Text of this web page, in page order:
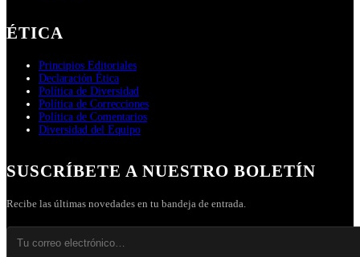
ÉTICA
Principios Editoriales
Declaración Ética
Política de Diversidad
Política de Correcciones
Política de Comentarios
Diversidad del Equipo
SUSCRÍBETE A NUESTRO BOLETÍN
Recibe las últimas novedades en tu bandeja de entrada.